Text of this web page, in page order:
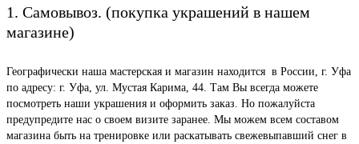
1. Самовывоз. (покупка украшений в нашем
магазине)
Географически наша мастерская и магазин находится в России, г. Уфа
по адресу: г. Уфа, ул. Мустая Карима, 44. Там Вы всегда можете
посмотреть наши украшения и оформить заказ. Но пожалуйста
предупредите нас о своем визите заранее. Мы можем всем составом
магазина быть на тренировке или раскатывать свежевыпавший снег в